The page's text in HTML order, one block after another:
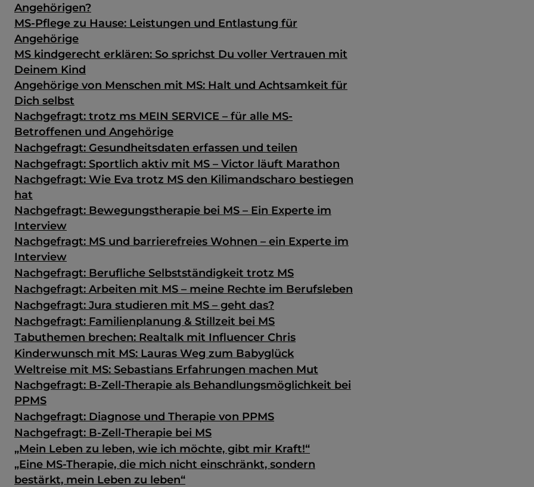
Angehörigen?
MS-Pflege zu Hause: Leistungen und Entlastung für
Angehörige
MS kindgerecht erklären: So sprichst Du voller Vertrauen mit
Deinem Kind
Angehörige von Menschen mit MS: Halt und Achtsamkeit für
Dich selbst
Nachgefragt: trotz ms MEIN SERVICE – für alle MS-
Betroffenen und Angehörige
Nachgefragt: Gesundheits­daten erfassen und teilen
Nachgefragt: Sportlich aktiv mit MS – Victor läuft Marathon
Nachgefragt: Wie Eva trotz MS den Kilimandscharo bestiegen
hat
Nachgefragt: Bewegungstherapie bei MS – Ein Experte im
Interview
Nachgefragt: MS und barrierefreies Wohnen – ein Experte im
Interview
Nachgefragt: Berufliche Selbstständigkeit trotz MS
Nachgefragt: Arbeiten mit MS – meine Rechte im Berufsleben
Nachgefragt: Jura studieren mit MS – geht das?
Nachgefragt: Familienplanung & Stillzeit bei MS
Tabuthemen brechen: Realtalk mit Influencer Chris
Kinderwunsch mit MS: Lauras Weg zum Babyglück
Weltreise mit MS: Sebastians Erfahrungen machen Mut
Nachgefragt: B-Zell-Therapie als Behandlungsmöglichkeit bei
PPMS
Nachgefragt: Diagnose und Therapie von PPMS
Nachgefragt: B-Zell-Therapie bei MS
„Mein Leben zu leben, wie ich möchte, gibt mir Kraft!“
„Eine MS-Therapie, die mich nicht einschränkt, sondern
bestärkt, mein Leben zu leben“